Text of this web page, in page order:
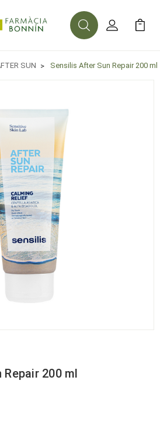
BuscarMi Cuenta
Mi
SUN Sensilis After Sun Repair 200 ml
200 ml